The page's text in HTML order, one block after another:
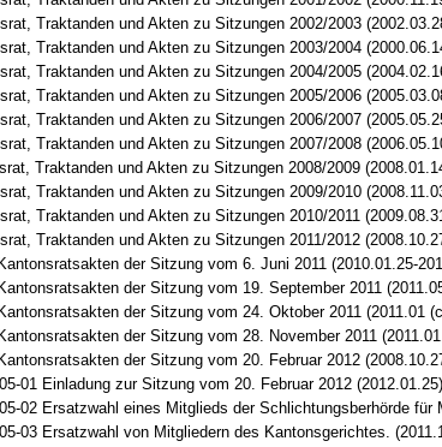
Traktanden und Akten zu Sitzungen 2002/2003
Traktanden und Akten zu Sitzungen 2003/2004
Traktanden und Akten zu Sitzungen 2004/2005
Traktanden und Akten zu Sitzungen 2005/2006
Traktanden und Akten zu Sitzungen 2006/2007
Traktanden und Akten zu Sitzungen 2007/2008
Traktanden und Akten zu Sitzungen 2008/2009
Traktanden und Akten zu Sitzungen 2009/2010
Traktanden und Akten zu Sitzungen 2010/2011
Traktanden und Akten zu Sitzungen 2011/2012
der Sitzung vom 6. Juni 2011 (2010.01.25-
der Sitzung vom 19. September 2011
der Sitzung vom 24. Oktober 2011 (2011.01
der Sitzung vom 28. November 2011
der Sitzung vom 20. Februar 2012
01 Einladung zur Sitzung vom 20. Februar 2012 (2012.01.25)
02 Ersatzwahl eines Mitglieds der Schlichtungsberhörde
03 Ersatzwahl von Mitgliedern des Kantonsgerichtes.